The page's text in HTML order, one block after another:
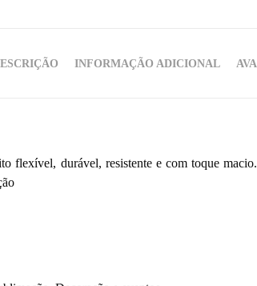
INFORMAÇÃO ADICIONAL
flexível, durável, resistente e com toque